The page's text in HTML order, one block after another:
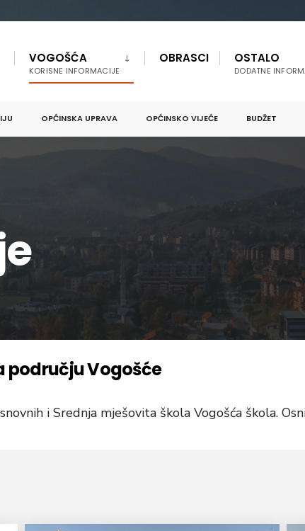
VOGOŠĆA
KORISNE INFORMACIJE
OBRASCI OSTALO
DODATNE
OPĆINSKA UPRAVA OPĆINSKO VIJEĆE BUDŽET
području Vogošće
i Srednja mješovita škola Vogošća škola.